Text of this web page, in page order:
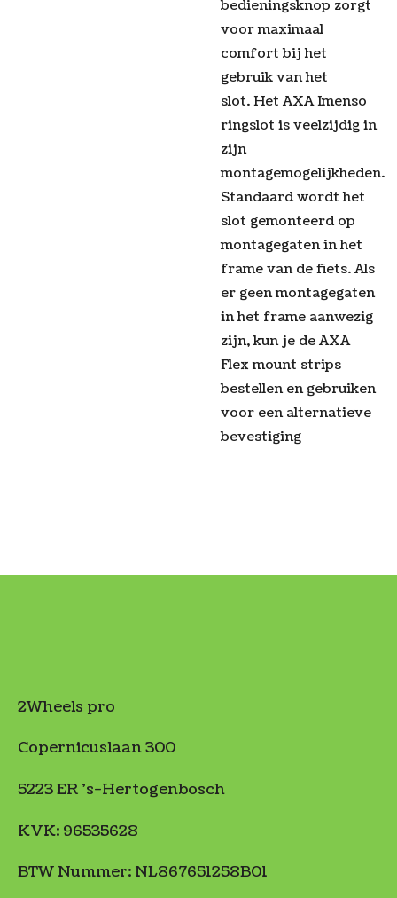
bedieningsknop zorgt
voor maximaal
comfort bij het
gebruik van het
slot. Het AXA Imenso
ringslot is veelzijdig in
zijn
montagemogelijkheden.
Standaard wordt het
slot gemonteerd op
montagegaten in het
frame van de fiets. Als
er geen montagegaten
in het frame aanwezig
zijn, kun je de AXA
Flex mount strips
bestellen en gebruiken
voor een alternatieve
bevestiging
2Wheels pro
Copernicuslaan 300
5223 ER 's-Hertogenbosch
KVK: 96535628
BTW Nummer: NL867651258B01